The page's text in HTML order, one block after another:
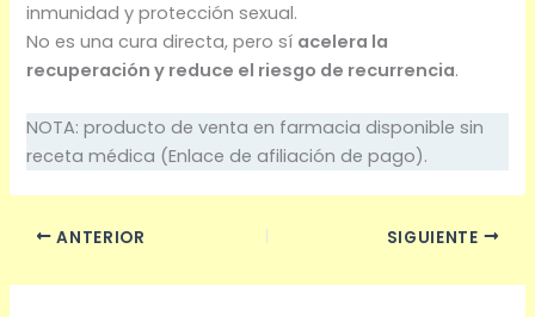
inmunidad y protección sexual.
No es una cura directa, pero sí acelera la
recuperación y reduce el riesgo de recurrencia.
NOTA: producto de venta en farmacia disponible sin
receta médica (Enlace de afiliación de pago).
ANTERIOR SIGUIENTE